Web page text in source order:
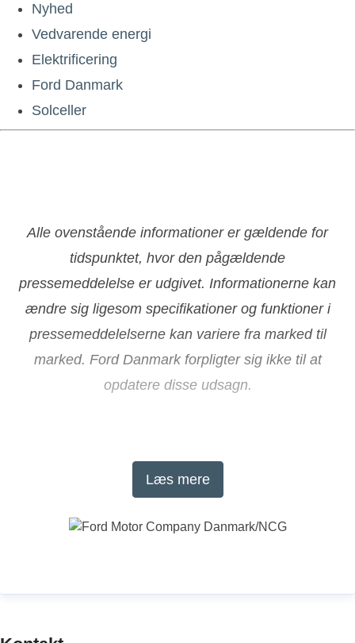
Nyhed
Vedvarende energi
Elektrificering
Ford Danmark
Solceller
Alle ovenstående informationer er gældende for
tidspunktet, hvor den pågældende
pressemeddelelse er udgivet. Informationerne kan
ændre sig ligesom specifikationer og funktioner i
pressemeddelelserne kan variere fra marked til
marked. Ford Danmark forpligter sig ikke til at
opdatere disse udsagn.
About Ford Motor Company
Ford Motor Company (NYSE: F) is a global
to helping build a better world, where every person
always-on relationships with customers to enrich
Læs mere